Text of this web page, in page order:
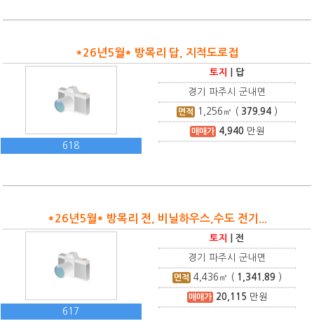
*26년5월* 방목리 답, 지적도로접
618
토지 답
경기 파주시 군내면
면적 1,256 ㎡ ( 379.94 )
매매가 4,940만원
*26년5월* 방목리 전, 비닐하우스,수도 전기...
617
토지 |전
경기 파주시 군내면
면적 4,436 ㎡ ( 1,341.89 )
매매가 20,115 만원